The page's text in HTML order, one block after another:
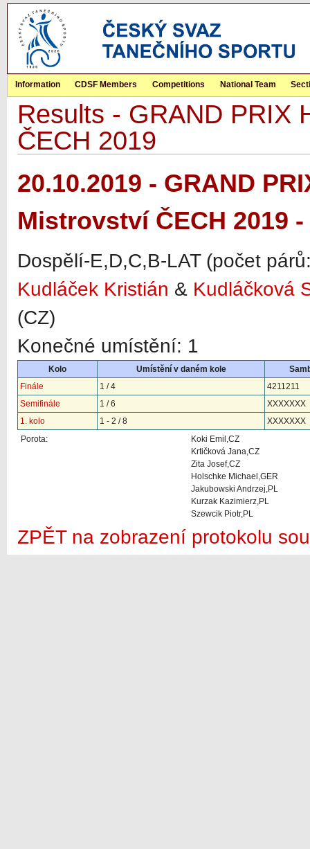
Information CDSF Members Competitions National Team
Results - GRAND PRIX
ČECH 2019
20.10.2019 - GRAND
Mistrovství ČECH 2019
Dospělí-E,D,C,B-LAT (počet
Kudláček Kristián & Kudláčková
(CZ)
Konečné umístění: 1
Kolo Umístění v daném kole
Finále
1 / 4
4211211
Semifinále
1 / 6
XXXXXXX
1. kolo
1 - 2 / 8
XXXXXXX
Porota:
Koki Emil,CZ
Krtičková Jana,CZ
Zita Josef,CZ
Holschke Michael,GER
Jakubowski Andrzej,PL
Kurzak Kazimierz,PL
Szewcik Piotr,PL
ZPĚT na zobrazení protokolu